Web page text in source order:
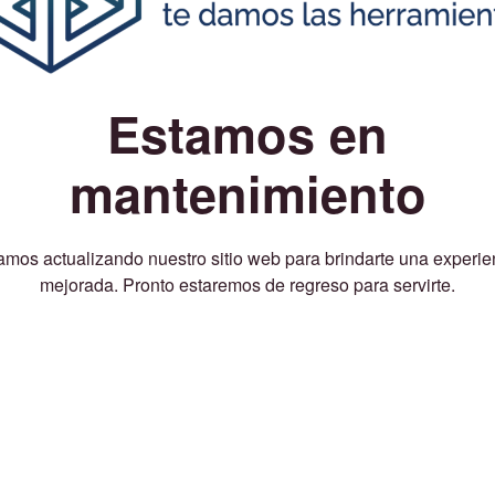
Estamos en
mantenimiento
actualizando nuestro sitio web para brindarte una
mejorada. Pronto estaremos de regreso para servirte.